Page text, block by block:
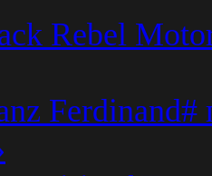
Rebel
Ferdinand#